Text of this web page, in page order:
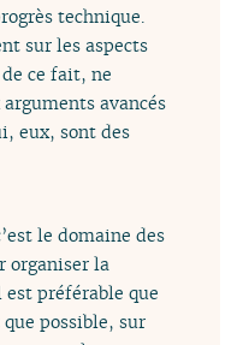
technique.
sur les aspects
ce fait, ne
avancés
eux, sont des
le domaine des
organiser la
préférable que
possible, sur